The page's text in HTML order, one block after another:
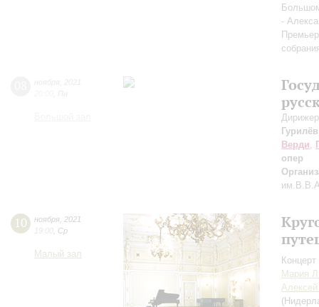
-
Гурилёв
Верди,
опер
10 ноября 2021
19:00 Ср
Малый зал
Мария